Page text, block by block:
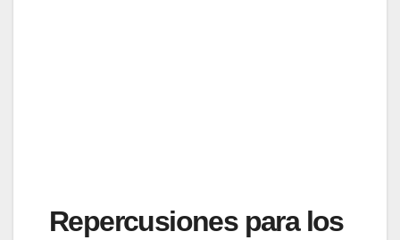
Repercusiones para los